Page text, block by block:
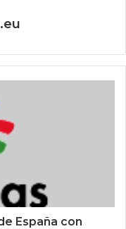
España con